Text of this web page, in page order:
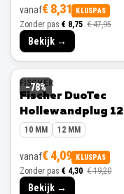
vanaf€ 8,31 KLUSPAS
Zonder pas € 8,75 € 47,95
Bekijk →
−78%
FISCHER
Fischer DuoTec
Hollewandplug 12
mm 10 stuks
10 MM 12 MM
vanaf€ 4,09 KLUSPAS
Zonder pas € 4,30 € 19,20
Bekijk →